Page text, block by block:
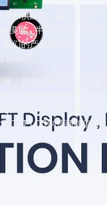
和供应商。我们专注于
摸屏、半透半反显示屏以
们的产品通过了
，并由经验丰富的工程
计和应用，并不断拓
TFT LCD制造商和值得